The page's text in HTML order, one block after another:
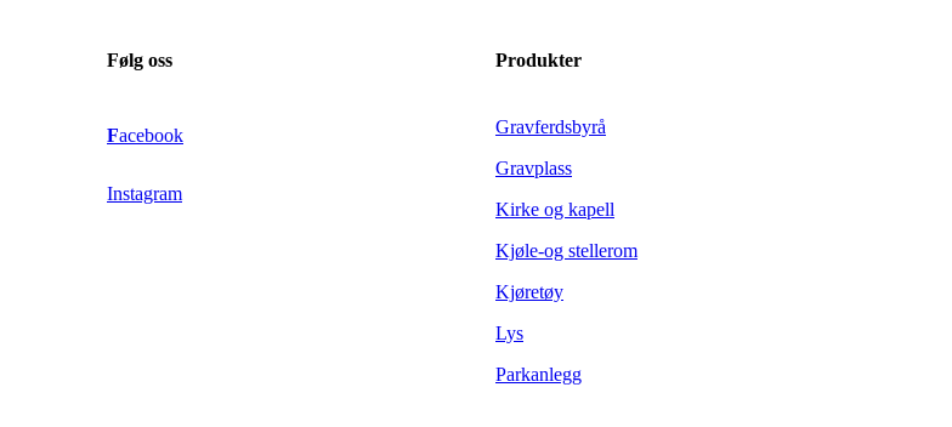
Følg oss
Facebook
Instagram
Produkter
Gravferdsbyrå
Gravplass
Kirke og kapell
Kjøle-og stellerom
Kjøretøy
Lys
Parkanlegg